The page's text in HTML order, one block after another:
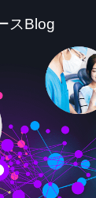
スBlog